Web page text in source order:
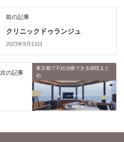
前の記事
クリニックドゥランジュ
2023年9月13日
東京都で不妊治療できる病院まと
め
次の記事